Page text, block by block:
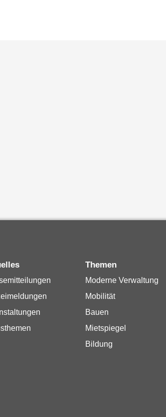
Themen
Moderne Verwaltung
Mobilität
Bauen
Mietspiegel
Bildung